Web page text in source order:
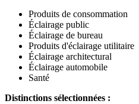
Produits de consommation
Éclairage public
Éclairage de bureau
Produits d'éclairage utilitaire
Éclairage architectural
Éclairage automobile
Santé
Distinctions sélectionnées :